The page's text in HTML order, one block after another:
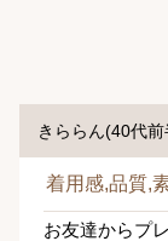
きららん(40代
着用感,品質,
お友達からプ